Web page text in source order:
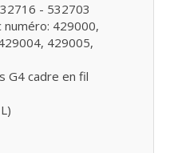
- 532703
numéro: 429000,
429005,
G4 cadre en fil